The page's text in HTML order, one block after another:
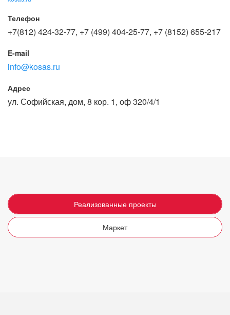
Телефон
+7(812) 424-32-77, +7 (499) 404-25-77, +7 (8152) 655-217
E-mail
info@kosas.ru
Адрес
ул. Софийская, дом, 8 кор. 1, оф 320/4/1
Реализованные проекты
Маркет